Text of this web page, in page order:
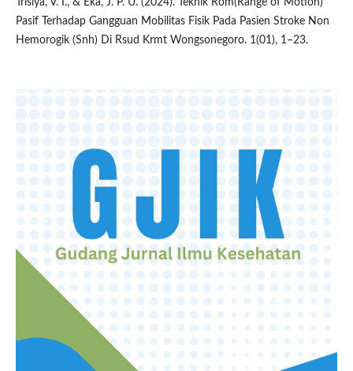
Trisiya, V. I., & Eka, J. P. U. (2024). Teknik Rom(Range of Motion)
Pasif Terhadap Gangguan Mobilitas Fisik Pada Pasien Stroke Non
Hemorogik (Snh) Di Rsud Krmt Wongsonegoro. 1(01), 1–23.